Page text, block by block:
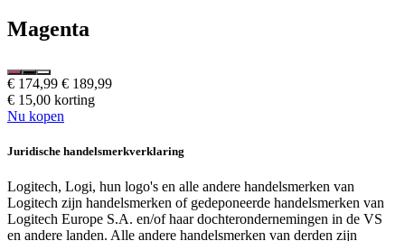
Magenta
€ 174,99 € 189,99
€ 15,00 korting
Nu kopen
Juridische handelsmerkverklaring
Logitech, Logi, hun logo's en alle andere handelsmerken van
Logitech zijn handelsmerken of gedeponeerde handelsmerken van
Logitech Europe S.A. en/of haar dochterondernemingen in de VS
en andere landen. Alle andere handelsmerken van derden zijn